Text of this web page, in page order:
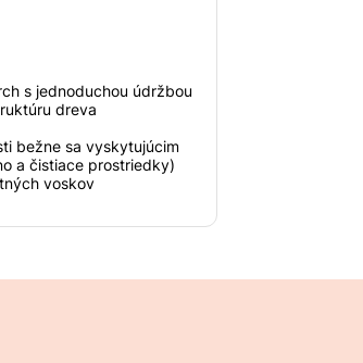
s jednoduchou údržbou
dreva
bežne sa vyskytujúcim
a čistiace prostriedky)
voskov